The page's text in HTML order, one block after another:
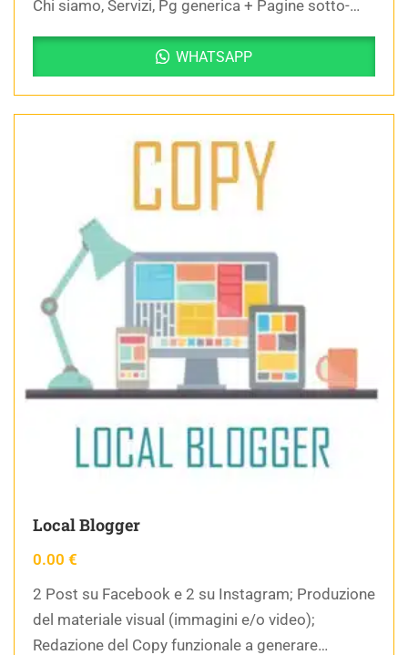
Chi siamo, Servizi, Pg generica + Pagine sotto-
WHATSAPP
Local Blogger
0.00 €
2 Post su Facebook e 2 su Instagram; Produzione
del materiale visual (immagini e/o video);
Redazione del Copy funzionale a generare